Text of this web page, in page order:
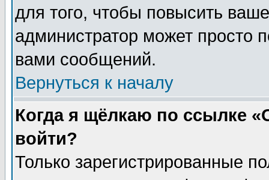
для того, чтобы повысить
администратор может просто
вами сообщений.
Вернуться к началу
Когда я щёлкаю по ссылке
войти?
Только зарегистрированные